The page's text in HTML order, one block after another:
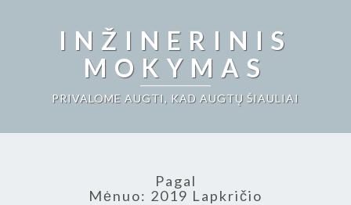
INŽINERINIS
MOKYMAS
PRIVALOME AUGTI, KAD AUGTŲ ŠIAULIAI
Pagal
Mėnuo: 2019 Lapkričio